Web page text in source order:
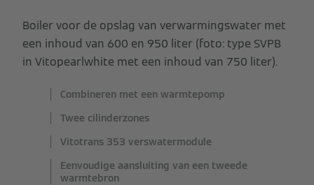
Boiler voor de opslag van verwarmingswater met
een inhoud van 600 en 950 liter (foto: type SVPB
in Vitopearlwhite met een inhoud van 750 liter).
Combineren met een warmtepomp
Twee cilinderzones
Vitotrans 353 verswatermodule
Eenvoudige aansluiting van een tweede
warmtebron